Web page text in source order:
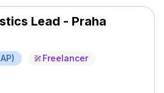
Lead - Praha
Freelancer